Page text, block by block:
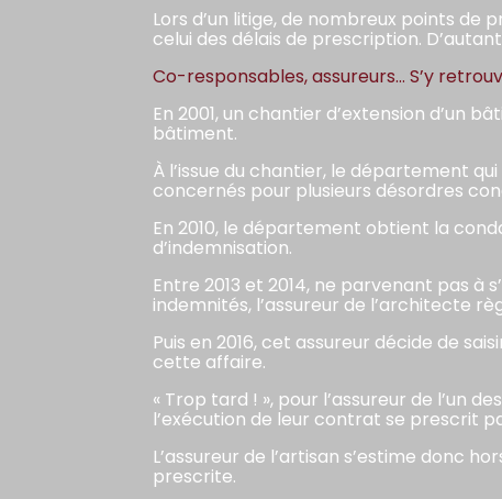
Lors d’un litige, de nombreux points
celui des délais de prescription.
Co-responsables, assureurs… S’y
En 2001, un chantier d’extension d’un
bâtiment.
À l’issue du chantier, le département
concernés pour plusieurs désordres
En 2010, le département obtient la
d’indemnisation.
Entre 2013 et 2014, ne parvenant pas
indemnités, l’assureur de l’architecte
Puis en 2016, cet assureur décide de
cette affaire.
« Trop tard ! », pour l’assureur de l’un
l’exécution de leur contrat se prescrit
L’assureur de l’artisan s’estime donc
prescrite.